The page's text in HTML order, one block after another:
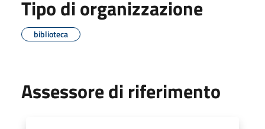
Tipo di organizzazione
biblioteca
Assessore di riferimento